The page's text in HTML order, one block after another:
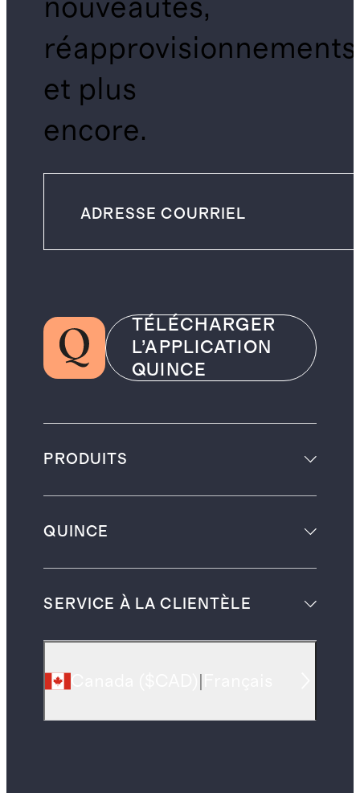
nouveautés,
réapprovisionnements
et plus
encore.
TÉLÉCHARGER
L’APPLICATION
QUINCE
PRODUITS
QUINCE
SERVICE À LA CLIENTÈLE